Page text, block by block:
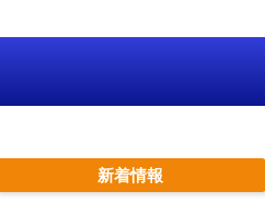
新着情報